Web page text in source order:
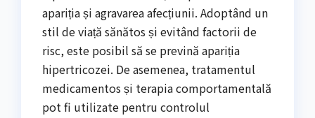
apariția și agravarea afecțiunii. Adoptând un
stil de viață sănătos și evitând factorii de
risc, este posibil să se prevină apariția
hipertricozei. De asemenea, tratamentul
medicamentos și terapia comportamentală
pot fi utilizate pentru controlul